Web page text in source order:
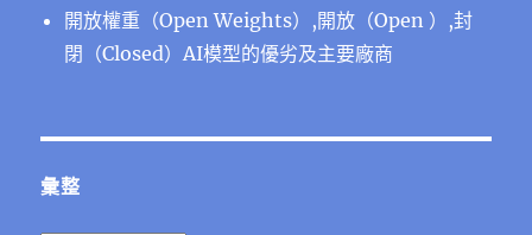
開放權重（Open Weights）,開放（Open ）,封
閉（Closed）AI模型的優劣及主要廠商
彙整